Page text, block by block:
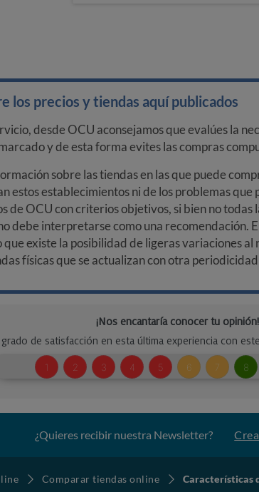
los precios y tiendas aquí publicados
desde OCU aconsejamos que evalúes la
y de esta forma evites las compras
sobre las tiendas en las que puede
estos establecimientos ni de los problemas
de OCU con criterios objetivos, si bien no
debe interpretarse como una recomendación.
que existe la posibilidad de ligeras variaciones
físicas que se actualizan con otra
¿Quieres recibir nuestra Newsletter?
Comparar tiendas online Características